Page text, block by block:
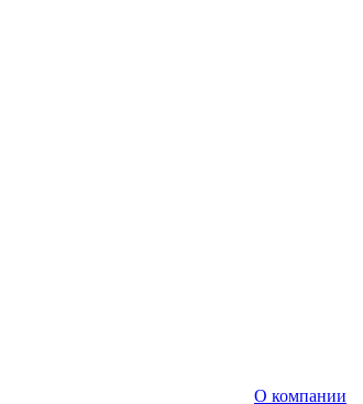
O компании